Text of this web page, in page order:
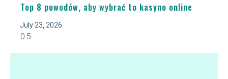
Top 8 powodów, aby wybrać to kasyno online
July 23, 2026